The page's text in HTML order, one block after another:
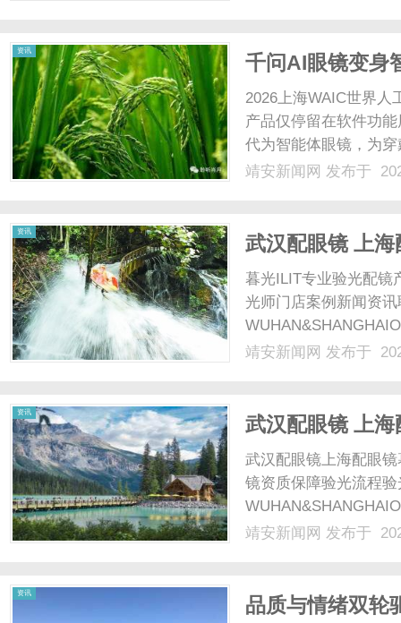
资讯
千问AI眼镜变身
2026上海WAIC世界人
产品仅停留在软件功
代为智能体眼镜，为
上主流AI眼镜普遍采
靖安新闻网 发布于
资讯
武汉配眼镜 上海
暮光ILIT专业验光配镜
光师门店案例新闻资
配镜的写字楼眼镜店
靖安新闻网 发布于
资讯
武汉配眼镜 上海
武汉配眼镜上海配眼
镜资质保障验光流程
配镜的写字楼眼镜店
靖安新闻网 发布于
资讯
品质与情绪双轮